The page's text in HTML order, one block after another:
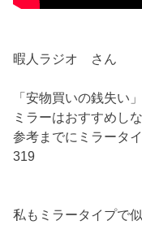
暇人ラジオ さん
「安物買いの銭失い」
ミラーはおすすめし
参考までにミラータ
319
私もミラータイプで